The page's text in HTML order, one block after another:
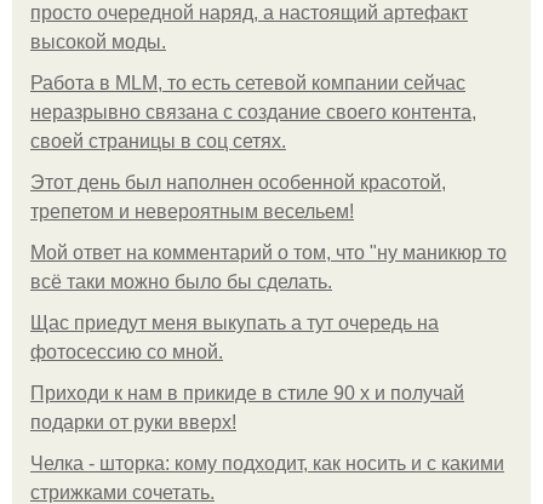
просто очередной наряд, а настоящий артефакт
высокой моды.
Работа в MLM, то есть сетевой компании сейчас
неразрывно связана с создание своего контента,
своей страницы в соц сетях.
Этот день был наполнен особенной красотой,
трепетом и невероятным весельем!
Мой ответ на комментарий о том, что "ну маникюр то
всё таки можно было бы сделать.
Щас приедут меня выкупать а тут очередь на
фотосессию со мной.
Приходи к нам в прикиде в стиле 90 х и получай
подарки от руки вверх!
Челка - шторка: кому подходит, как носить и с какими
стрижками сочетать.